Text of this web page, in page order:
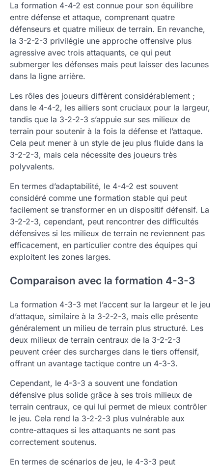
La formation 4-4-2 est connue pour son équilibre
entre défense et attaque, comprenant quatre
défenseurs et quatre milieux de terrain. En revanche,
la 3-2-2-3 privilégie une approche offensive plus
agressive avec trois attaquants, ce qui peut
submerger les défenses mais peut laisser des lacunes
dans la ligne arrière.
Les rôles des joueurs diffèrent considérablement ;
dans le 4-4-2, les ailiers sont cruciaux pour la largeur,
tandis que la 3-2-2-3 s’appuie sur ses milieux de
terrain pour soutenir à la fois la défense et l’attaque.
Cela peut mener à un style de jeu plus fluide dans la
3-2-2-3, mais cela nécessite des joueurs très
polyvalents.
En termes d’adaptabilité, le 4-4-2 est souvent
considéré comme une formation stable qui peut
facilement se transformer en un dispositif défensif. La
3-2-2-3, cependant, peut rencontrer des difficultés
défensives si les milieux de terrain ne reviennent pas
efficacement, en particulier contre des équipes qui
exploitent les zones larges.
Comparaison avec la formation 4-3-3
La formation 4-3-3 met l’accent sur la largeur et le jeu
d’attaque, similaire à la 3-2-2-3, mais elle présente
généralement un milieu de terrain plus structuré. Les
deux milieux de terrain centraux de la 3-2-2-3
peuvent créer des surcharges dans le tiers offensif,
offrant un avantage tactique contre un 4-3-3.
Cependant, le 4-3-3 a souvent une fondation
défensive plus solide grâce à ses trois milieux de
terrain centraux, ce qui lui permet de mieux contrôler
le jeu. Cela rend la 3-2-2-3 plus vulnérable aux
contre-attaques si les attaquants ne sont pas
correctement soutenus.
En termes de scénarios de jeu, le 4-3-3 peut